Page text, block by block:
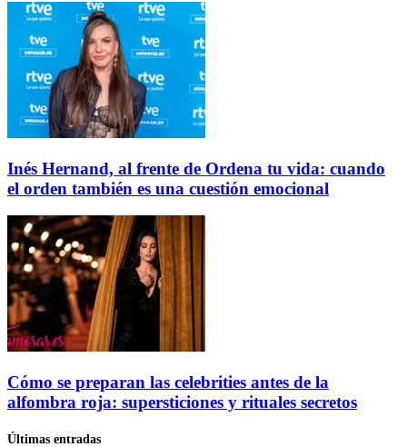
Inés Hernand, al frente de Ordena tu vida: cuando
el orden también es una cuestión emocional
Cómo se preparan las celebrities antes de la
alfombra roja: supersticiones y rituales secretos
Últimas entradas